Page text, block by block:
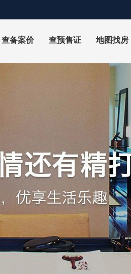
查备案价 查预售证 地图找房